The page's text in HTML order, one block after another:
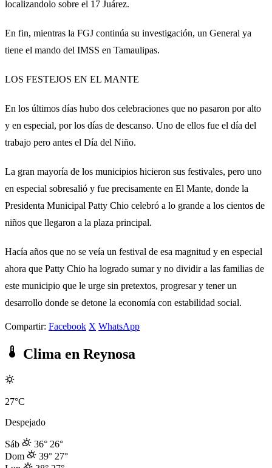
localizandolo sobre el 17 Juárez.
En fin, mientras la FGJ continúa su investigación, un General ya
tiene el mando del IMSS en Tamaulipas.
LOS FESTEJOS EN EL MANTE
En los últimos días hubo dos celebraciones que no pasaron por alto
y en especial, por los días de descanso. Uno de ellos fue el día del
trabajo pero antes el Día del Niño.
La gran mayoría de los municipios hicieron sus festivales, pero uno
en especial sobresalió y fue precisamente en El Mante, donde la
Presidenta Municipal Patty Chio celebró a lo grande a los cientos de
niños que llegaron a la plaza principal.
Hacía años que no se veía un festival de esa magnitud y en especial
ahora que Patty Chio ha logrado sumar y no dividir a las familias de
este municipio que le urge sin pretextos, progresar y tener un
desarrollo donde se detone la economía con estabilidad social.
Compartir: Facebook X WhatsApp
Clima en Reynosa
27°C
Despejado
Sáb 36° 26°
Dom
39° 27°